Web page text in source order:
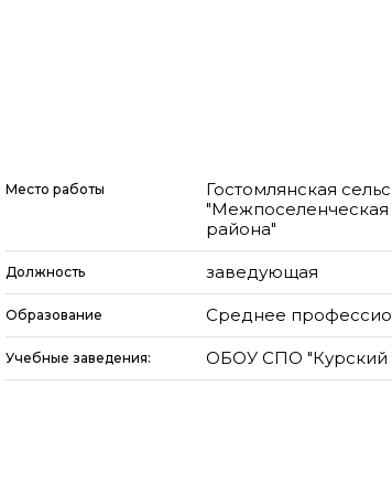
Место работы
Гостомлянская
района"
Должность заведующая
Образование Среднее
Учебные заведения: ОБОУ СПО "Курский